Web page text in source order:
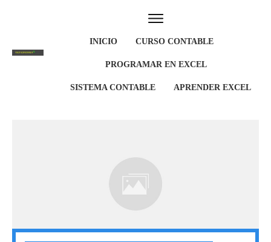
INICIO CURSO CONTABLE
PROGRAMAR EN EXCEL
SISTEMA CONTABLE APRENDER EXCEL